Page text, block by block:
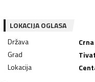
LOKACIJA OGLASA
Država
Grad
Tivat
Lokacija